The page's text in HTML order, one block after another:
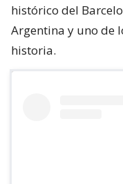
histórico del
Argentina y uno de
historia.